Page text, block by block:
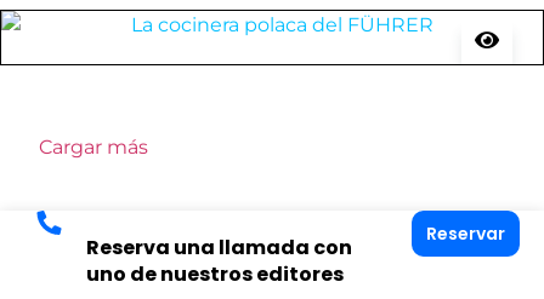
Cargar más
Reserva una llamada con
uno de nuestros editores
Reservar